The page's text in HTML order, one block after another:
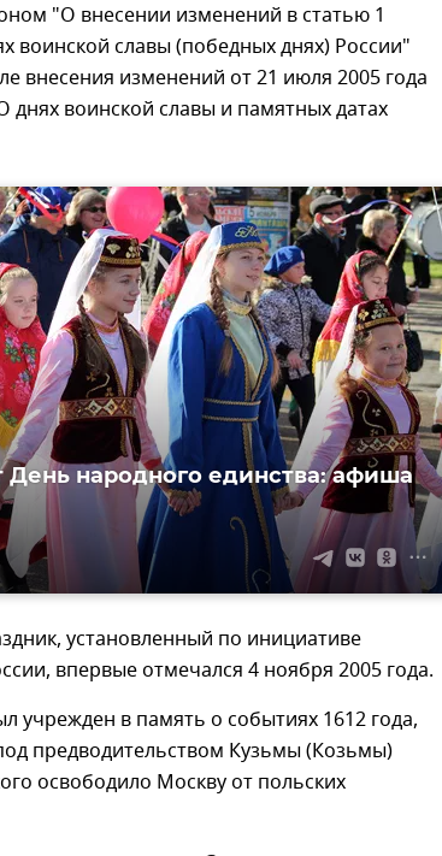
"О внесении изменений в статью 1
воинской славы (победных днях) России"
внесения изменений от 21 июля 2005 года
днях воинской славы и памятных датах
День народного единства: афиша
установленный по инициативе
впервые отмечался 4 ноября 2005 года.
учрежден в память о событиях 1612 года,
предводительством Кузьмы (Козьмы)
освободило Москву от польских